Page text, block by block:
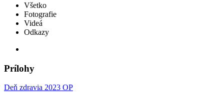
Všetko
Fotografie
Videá
Odkazy
Prílohy
Deň zdravia 2023 OP